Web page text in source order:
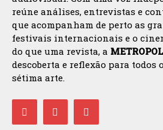
reúne análises, entrevistas e
que acompanham de perto as
festivais internacionais e o
do que uma revista, a
descoberta e reflexão para todos
sétima arte.